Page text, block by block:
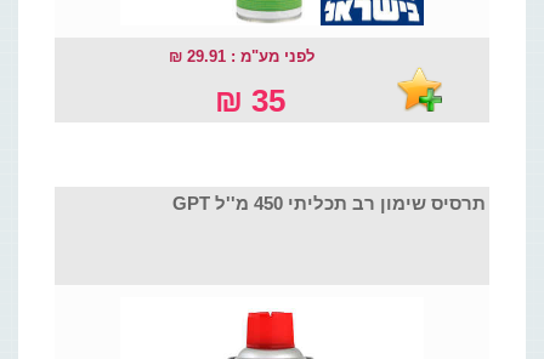
לפני מע"מ : 29.91 ₪
35 ₪
תרסיס שימון רב תכליתי 450 מ''ל GPT